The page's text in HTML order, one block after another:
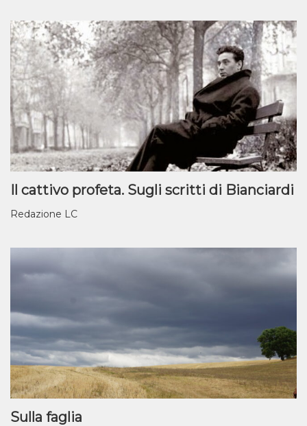
Il cattivo profeta. Sugli scritti di Bianciardi
Redazione LC
Sulla faglia